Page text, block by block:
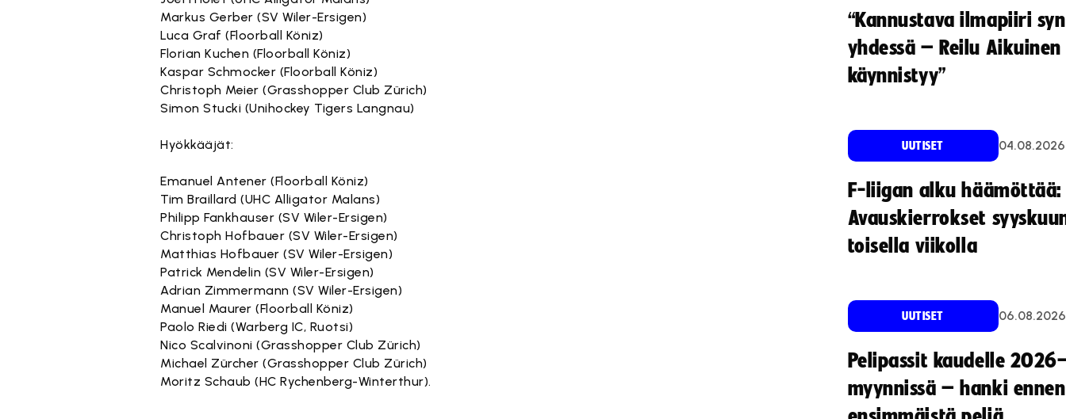
Markus Gerber (SV Wiler-Ersigen)
Luca Graf (Floorball Köniz)
Florian Kuchen (Floorball Köniz)
Kaspar Schmocker (Floorball Köniz)
Christoph Meier (Grasshopper Club Zürich)
Simon Stucki (Unihockey Tigers Langnau)
Hyökkääjät:
Emanuel Antener (Floorball Köniz)
Tim Braillard (UHC Alligator Malans)
Philipp Fankhauser (SV Wiler-Ersigen)
Christoph Hofbauer (SV Wiler-Ersigen)
Matthias Hofbauer (SV Wiler-Ersigen)
Patrick Mendelin (SV Wiler-Ersigen)
Adrian Zimmermann (SV Wiler-Ersigen)
Manuel Maurer (Floorball Köniz)
Paolo Riedi (Warberg IC, Ruotsi)
Nico Scalvinoni (Grasshopper Club Zürich)
Michael Zürcher (Grasshopper Club Zürich)
Moritz Schaub (HC Rychenberg-Winterthur).
“Kannustava ilmapiiri
yhdessä – Reilu
käynnistyy”
UUTISET 04.08.2026
F-liigan alku häämöttää:
Avauskierrokset
toisella viikolla
UUTISET 06.08.2026
Pelipassit kaudelle
myynnissä – hanki ennen